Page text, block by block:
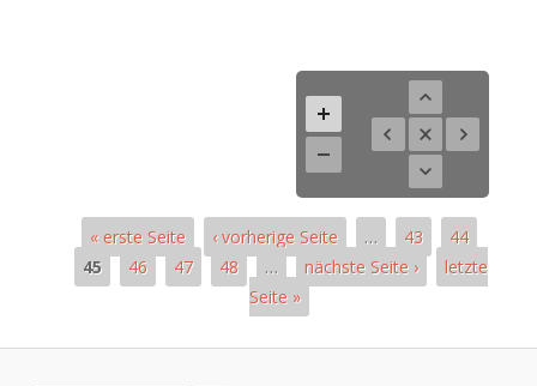
« erste Seite ‹ vorherige Seite … 43
44
45
46 47 48 … nächste Seite ›
letzte
Seite »